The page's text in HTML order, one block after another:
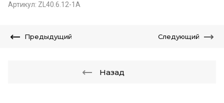
Артикул: ZL40.6.12-1A
Предыдущий Следующий
Назад